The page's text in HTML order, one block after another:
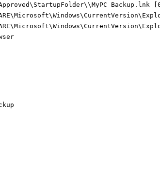
Backup.lnk